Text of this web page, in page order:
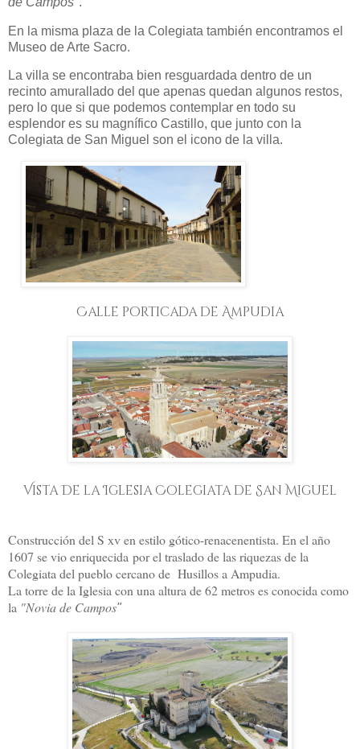
En la misma plaza de la Colegiata también encontramos el
Museo de Arte Sacro.
La villa se encontraba bien resguardada dentro de un
recinto amurallado del que apenas quedan algunos restos,
pero lo que si que podemos contemplar en todo su
esplendor es su magnífico Castillo, que junto con la
Colegiata de San Miguel son el icono de la villa.
Calle porticada de Ampudia
Vista De la Iglesia Colegiata de San Miguel
Construcción del S xv en estilo gótico-renacenentista. En el año
1607 se vio enriquecida por el traslado de las riquezas de la
Colegiata del pueblo cercano de Husillos a Ampudia.
La torre de la Iglesia con una altura de 62 metros es conocida como
la "Novia de Campos"